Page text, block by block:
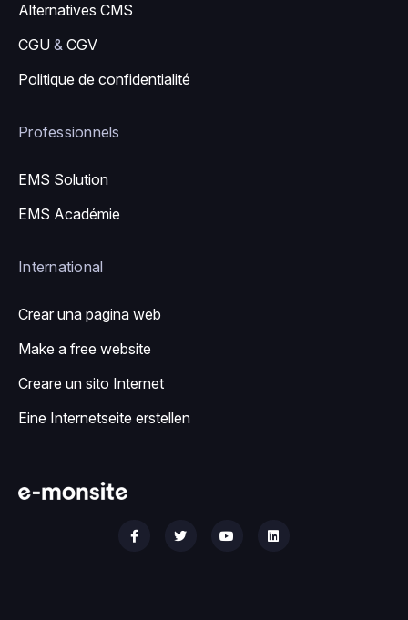
Alternatives CMS
CGU & CGV
Politique de confidentialité
Professionnels
EMS Solution
EMS Académie
International
Crear una pagina web
Make a free website
Creare un sito Internet
Eine Internetseite erstellen